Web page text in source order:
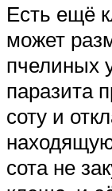
Есть ещё
может
пчелиных
паразита
соту и
сота не